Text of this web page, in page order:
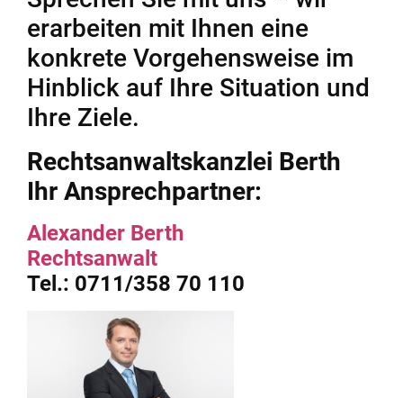
erarbeiten mit Ihnen eine
konkrete Vorgehensweise im
Hinblick auf Ihre Situation und
Ihre Ziele.
Rechtsanwaltskanzlei Berth
Ihr Ansprechpartner:
Alexander Berth
Rechtsanwalt
Tel.: 0711/358 70 110